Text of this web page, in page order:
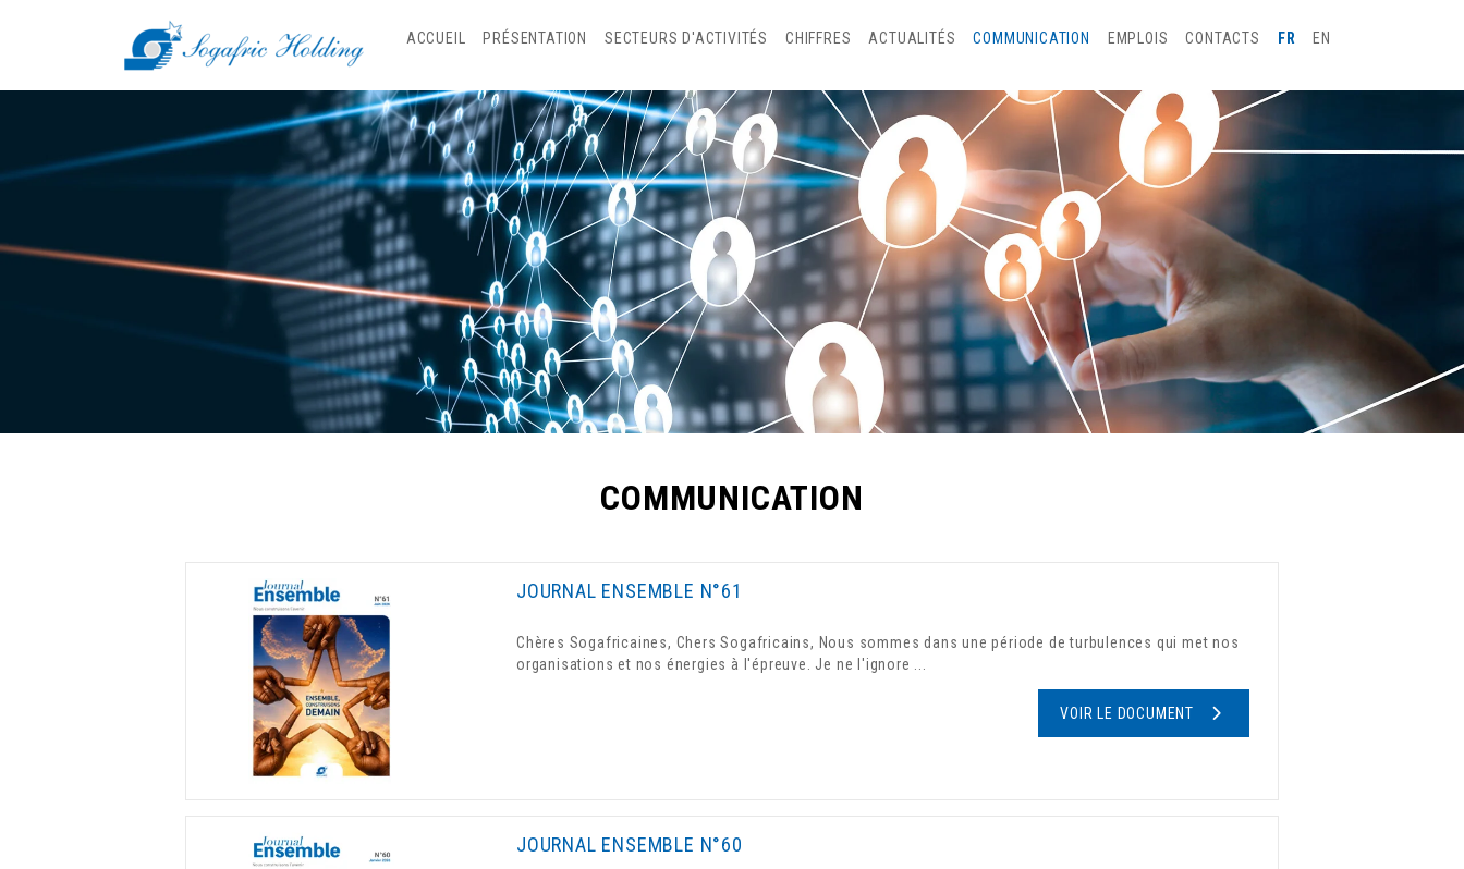
ACCUEIL PRÉSENTATION SECTEURS D'ACTIVITÉS CHIFFRES ACTUALITÉS COMMUNICATION EMPLOIS CONTACTS FR EN
COMMUNICATION
JOURNAL ENSEMBLE N°61
Chères Sogafricaines, Chers Sogafricains, Nous sommes dans une période de turbulences qui met nos
organisations et nos énergies à l'épreuve. Je ne l'ignore ...
VOIR LE DOCUMENT
JOURNAL ENSEMBLE N°60